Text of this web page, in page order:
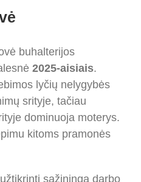
buhalterijos
2025-aisiais.
lyčių nelygybės
srityje, tačiau
dominuoja moterys.
kitoms pramonės
sąžiningą darbo